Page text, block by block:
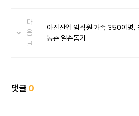
다
음
글
아진산업 임직원·가족 350여명,
농촌 일손돕기
댓글 0